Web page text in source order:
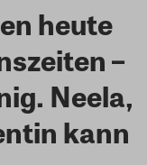
heute
–
Neela,
kann